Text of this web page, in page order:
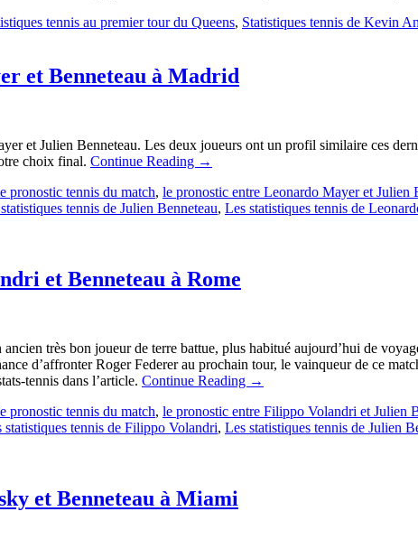
tennis au premier tour du Queens, Statistiques tennis de Kevin
et Benneteau à Madrid
et Julien Benneteau. Les deux joueurs ont un profil similaire ces
choix final. Continue Reading →
pronostic tennis du match, le pronostic entre Leonardo Mayer et Julien
tennis de Julien Benneteau, Les statistiques tennis de
et Benneteau à Rome
très bon joueur de terre battue, plus habitué aujourd’hui de
d’affronter Roger Federer au prochain tour, le vainqueur de ce
tennis dans l’article. Continue Reading →
pronostic tennis du match, le pronostic entre Filippo Volandri et Julien
statistiques tennis de Filippo Volandri, Les statistiques tennis de Julien
et Benneteau à Miami